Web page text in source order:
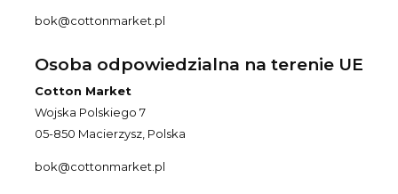
bok@cottonmarket.pl
Osoba odpowiedzialna na terenie UE
Cotton Market
Wojska Polskiego 7
05-850 Macierzysz, Polska
bok@cottonmarket.pl